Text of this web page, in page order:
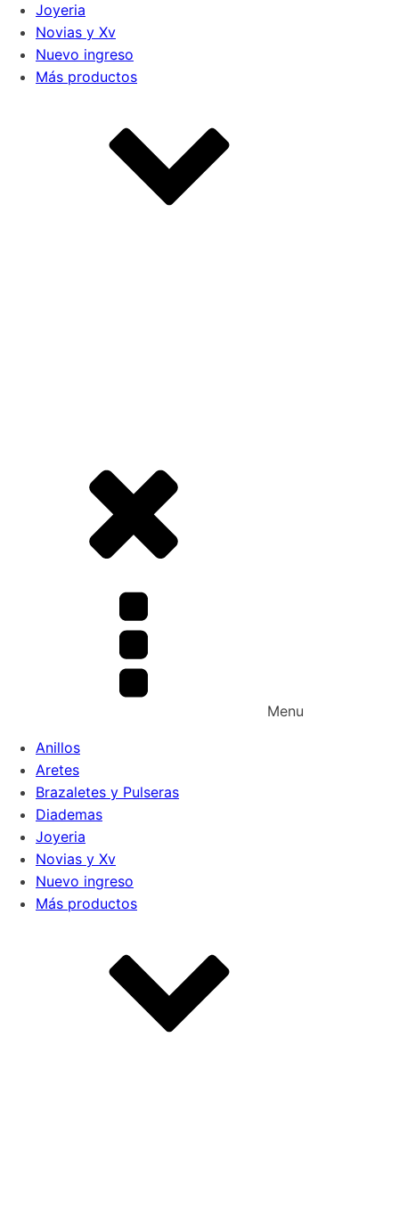
Joyeria
Novias y Xv
Nuevo ingreso
Más productos
Menu
Anillos
Aretes
Brazaletes y Pulseras
Diademas
Joyeria
Novias y Xv
Nuevo ingreso
Más productos